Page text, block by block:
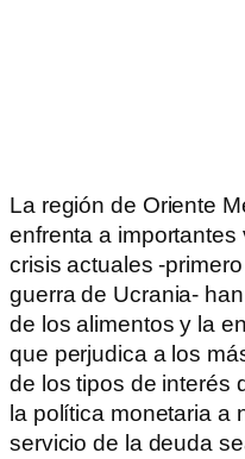
La región de Oriente
enfrenta a
crisis actuales -
guerra de Ucrania-
de los alimentos y la
que perjudica a los
de los tipos de interés
la política monetaria a
servicio de la deuda